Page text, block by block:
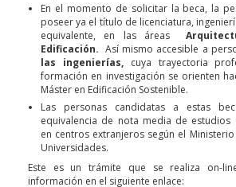
En el momento de solicitar la beca, la
poseer ya el título de licenciatura,
equivalente, en las áreas
Edificación. Así mismo accesible a
las ingenierías,cuya trayectoria
formación en investigación se orienten
Máster en Edificación Sostenible.
Las personas candidatas a estas
equivalencia de nota media de estudios
en centros extranjeros según el
Universidades.
Este es un trámite que se realiza on-
información en el siguiente enlace: